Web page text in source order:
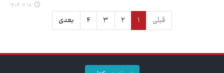
۱۴۰۴.۱۲.۱۸
قبلی ۱ ۲ ۳ ۴ بعدی